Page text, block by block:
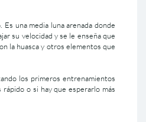
Es una media luna arenada donde
su velocidad y se le enseña que
la huasca y otros elementos que
los primeros entrenamientos
o si hay que esperarlo más